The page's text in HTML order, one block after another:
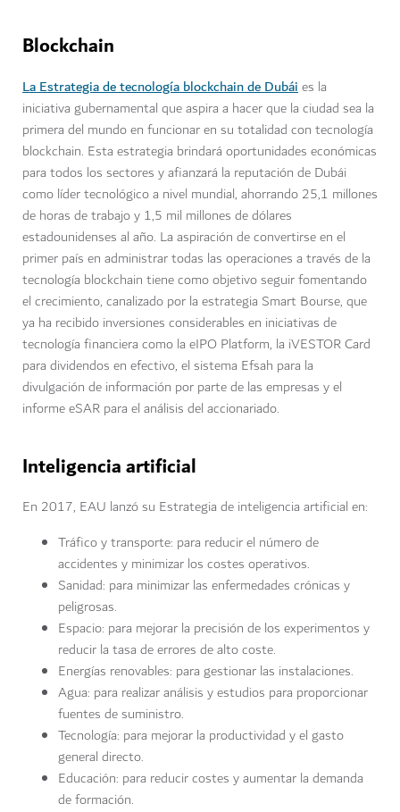
Blockchain
La Estrategia de tecnología blockchain de Dubáies la
iniciativa gubernamental que aspira a hacer que la ciudad sea la
primera del mundo en funcionar en su totalidad con tecnología
blockchain. Esta estrategia brindará oportunidades económicas
para todos los sectores y afianzará la reputación de Dubái
como líder tecnológico a nivel mundial, ahorrando 25,1 millones
de horas de trabajo y 1,5 mil millones de dólares
estadounidenses al año. La aspiración de convertirse en el
primer país en administrar todas las operaciones a través de la
tecnología blockchain tiene como objetivo seguir fomentando
el crecimiento, canalizado por la estrategia Smart Bourse, que
ya ha recibido inversiones considerables en iniciativas de
tecnología financiera como la eIPO Platform, la iVESTOR Card
para dividendos en efectivo, el sistema Efsah para la
divulgación de información por parte de las empresas y el
informe eSAR para el análisis del accionariado.
Inteligencia artificial
En 2017, EAU lanzó su Estrategia de inteligencia artificial en:
Tráfico y transporte: para reducir el número de
accidentes y minimizar los costes operativos.
Sanidad: para minimizar las enfermedades crónicas y
peligrosas.
Espacio: para mejorar la precisión de los experimentos y
reducir la tasa de errores de alto coste.
Energías renovables: para gestionar las instalaciones.
Agua: para realizar análisis y estudios para proporcionar
fuentes de suministro.
Tecnología: para mejorar la productividad y el gasto
general directo.
Educación: para reducir costes y aumentar la demanda
de formación.